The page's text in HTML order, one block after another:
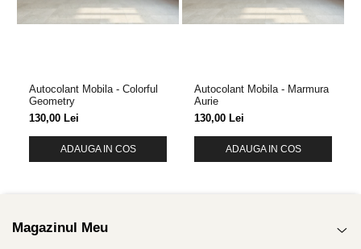
Autocolant Mobila - Colorful
Geometry
130,00 Lei
ADAUGA IN COS
Autocolant Mobila - Marmura
Aurie
130,00 Lei
ADAUGA IN COS
Magazinul Meu